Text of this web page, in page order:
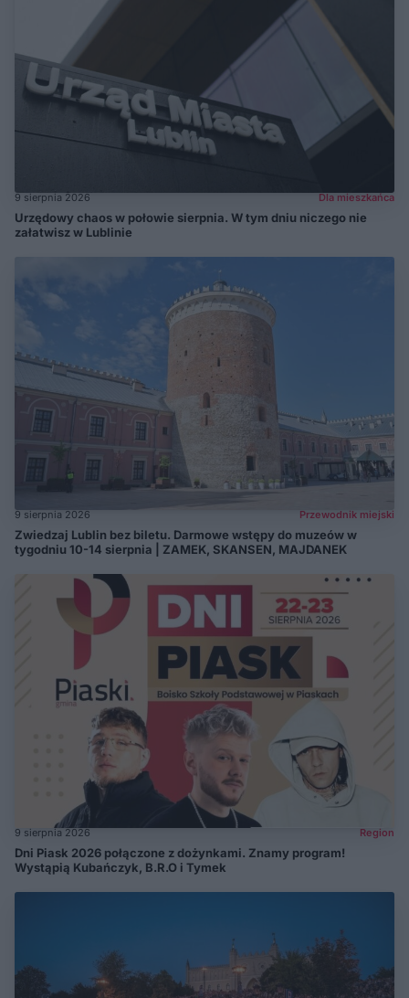
9 sierpnia 2026 Dla mieszkańca
Urzędowy chaos w połowie sierpnia. W tym dniu niczego nie
załatwisz w Lublinie
9 sierpnia 2026 Przewodnik miejski
Zwiedzaj Lublin bez biletu. Darmowe wstępy do muzeów w
tygodniu 10-14 sierpnia | ZAMEK, SKANSEN, MAJDANEK
9 sierpnia 2026 Region
Dni Piask 2026 połączone z dożynkami. Znamy program!
Wystąpią Kubańczyk, B.R.O i Tymek